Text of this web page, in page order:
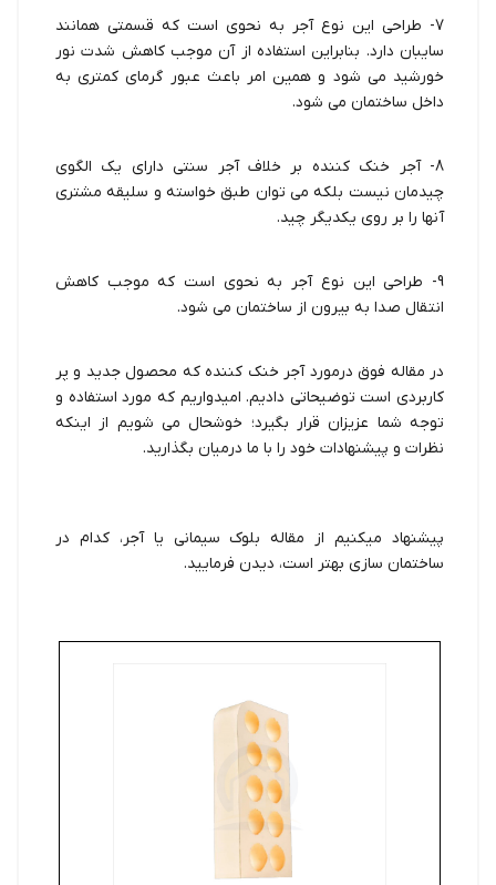
7- طراحی این نوع آجر به نحوی است که قسمتی همانند
سایبان دارد. بنابراین استفاده از آن موجب کاهش شدت نور
خورشید می شود و همین امر باعث عبور گرمای کمتری به
داخل ساختمان می شود.
8- آجر خنک کننده بر خلاف آجر سنتی دارای یک الگوی
چیدمان نیست بلکه می توان طبق خواسته و سلیقه مشتری
آنها را بر روی یکدیگر چید.
9- طراحی این نوع آجر به نحوی است که موجب کاهش
انتقال صدا به بیرون از ساختمان می شود.
در مقاله فوق درمورد آجر خنک کننده که محصول جدید و پر
کاربردی است توضیحاتی دادیم. امیدواریم که مورد استفاده و
توجه شما عزیزان قرار بگیرد؛ خوشحال می شویم از اینکه
نظرات و پیشنهادات خود را با ما درمیان بگذارید.
پیشنهاد میکنیم از مقاله بلوک سیمانی یا آجر، کدام در
ساختمان سازی بهتر است، دیدن فرمایید.